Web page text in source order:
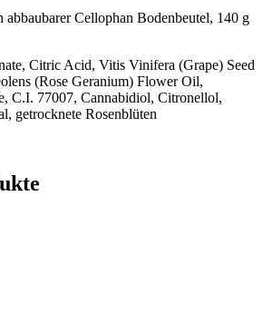
abbaubarer Cellophan Bodenbeutel, 140 g
Citric Acid, Vitis Vinifera (Grape) Seed
(Rose Geranium) Flower Oil,
C.I. 77007, Cannabidiol, Citronellol,
getrocknete Rosenblüten